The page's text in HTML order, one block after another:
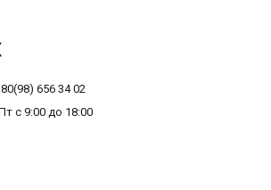
656 34 02
с 9:00 до 18:00